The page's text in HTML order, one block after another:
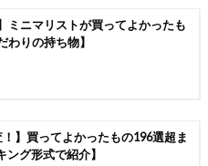
ミニマリストが買ってよかったも
わりの持ち物】
！】買ってよかったもの196選超ま
ング形式で紹介】